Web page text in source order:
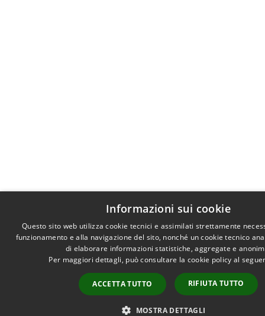
Informazioni sui cookie
Questo sito web utilizza cookie tecnici e assimilati strettamente
funzionamento e alla navigazione del sito, nonché un cookie tecnico
di elaborare informazioni statistiche, aggregate e
Per maggiori dettagli, può consultare la cookie policy al
ACCETTA TUTTO RIFIUTA TUTTO
MOSTRA DETTAGLI